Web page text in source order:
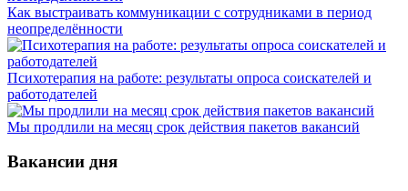
Как выстраивать коммуникации с сотрудниками в период
неопределённости
Психотерапия на работе: результаты опроса соискателей и
работодателей
Мы продлили на месяц срок действия пакетов вакансий
Вакансии дня